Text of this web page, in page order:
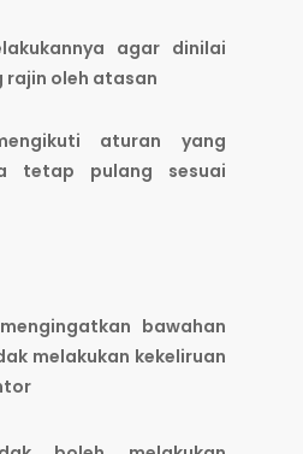
agar dinilai
oleh atasan
aturan yang
tetap pulang sesuai
bawahan
melakukan kekeliruan